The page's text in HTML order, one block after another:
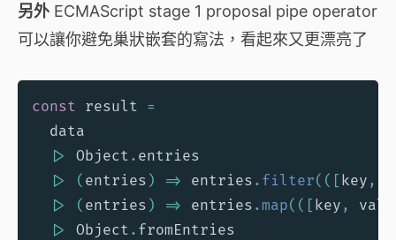
另外 ECMAScript stage 1 proposal pipe operator
可以讓你避免巢狀嵌套的寫法，看起來又更漂亮了
const result =
  data
|> Object . entries
|> ( entries ) => entries . filter( ( [ key ,
|> ( entries ) => entries .map( ( [ key ,
|> Object . fromEntries